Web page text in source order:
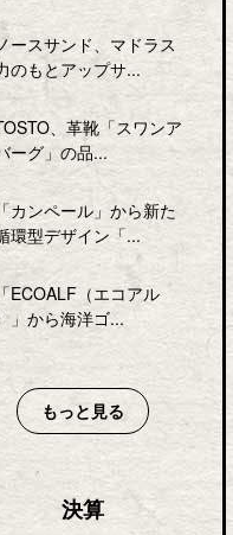
ースサンド、マドラス
のもとアップサ...
、革靴「スワンア
ーグ」の品...
「カンペール」から新た
環型デザイン「...
「ECOALF（エコアル
」から海洋ゴ...
もっと見る
決算